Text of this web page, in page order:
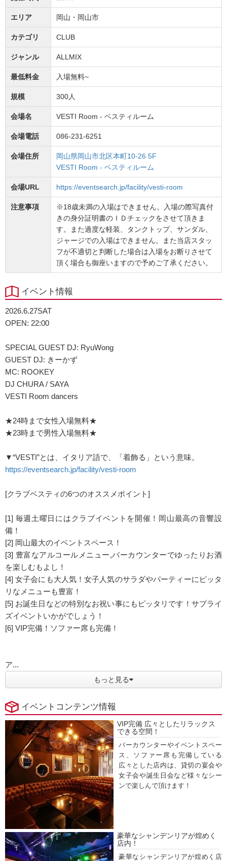
エリア 岡山・岡山市
カテゴリ CLUB
ジャンル ALLMIX
最低料金 入場無料~
規模 300人
会場名 VESTI Room - ベスティルーム
会場電話 086-231-6251
会場住所
岡山県岡山市北区本町10-26 5F
VESTI Room - ベスティルーム
会場URL https://eventsearch.jp/facility/vesti-room
注意事項
※18歳未満の入場はできません。入場の際写真付
きの身分証明書のＩＤチェックをさせて頂きま
す。また過度な軽装、タンクトップ、サンダル、
ジャージでの入場はできません。また当店スタッ
フが不適切と判断した場合は入場をお断りさせて
頂く場合も御座いますので予めご了承ください。
イベント情報
2026.6.27SAT
OPEN: 22:00
SPECIAL GUEST DJ: RyuWong
GUEST DJ: きーかず
MC: ROOKEY
DJ CHURA / SAYA
VESTI Room dancers
★24時まで女性入場無料★
★23時まで男性入場無料★
▼“VESTI”とは、イタリア語で、「着飾る」という意味。
https://eventsearch.jp/facility/vesti-room
[クラブベスティの6つのオススメポイント]
[1] 毎週土曜日にはクラブイベントを開催！岡山最高の音響設
備！
[2] 岡山最大のイベントスペース！
[3] 豊富なアルコールメニュー,バーカウンターでゆったりお酒
を楽しむもよし！
[4] 女子会にも大人気！女子人気のサラダやパーティーにピッタ
リなメニューも豊富！
[5] お誕生日などの特別なお祝い事にもピッタリです！サプライ
ズイベントいかがでしょう！
[6] VIP完備！ソファー席も完備！
ア...
もっと見る
イベントコンテンツ情報
VIP完備 広々としたリラックス
できる空間！
バーカウンターやイベントスペー
ス、ソファー席も完備している
広々とした店内は、貸切の宴会や
女子会や誕生日会など様々なシー
ンで楽しんで頂けます！
豪華なシャンデンリアが煌めく
店内！
豪華なシャンデンリアが煌めく店